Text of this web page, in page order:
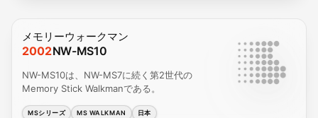
メモリーウォークマン
2002NW-MS10
NW-MS10は、NW-MS7に続く第2世代の
Memory Stick Walkmanである。
MSシリーズ MS WALKMAN 日本